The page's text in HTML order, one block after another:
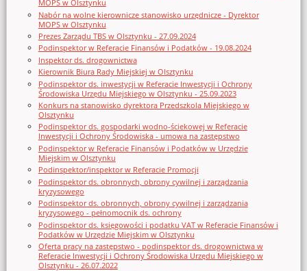
MOPS w Olsztynku
Nabór na wolne kierownicze stanowisko urzędnicze - Dyrektor
MOPS w Olsztynku
Prezes Zarządu TBS w Olsztynku - 27.09.2024
Podinspektor w Referacie Finansów i Podatków - 19.08.2024
Inspektor ds. drogownictwa
Kierownik Biura Rady Miejskiej w Olsztynku
Podinspektor ds. inwestycji w Referacie Inwestycji i Ochrony
Środowiska Urzędu Miejskiego w Olsztynku - 25.09.2023
Konkurs na stanowisko dyrektora Przedszkola Miejskiego w
Olsztynku
Podinspektor ds. gospodarki wodno-ściekowej w Referacie
Inwestycji i Ochrony Środowiska - umowa na zastępstwo
Podinspektor w Referacie Finansów i Podatków w Urzędzie
Miejskim w Olsztynku
Podinspektor/inspektor w Referacie Promocji
Podinspektor ds. obronnych, obrony cywilnej i zarządzania
kryzysowego
Podinspektor ds. obronnych, obrony cywilnej i zarządzania
kryzysowego - pełnomocnik ds. ochrony
Podinspektor ds. księgowości i podatku VAT w Referacie Finansów i
Podatków w Urzędzie Miejskim w Olsztynku
Oferta pracy na zastępstwo - podinspektor ds. drogownictwa w
Referacie Inwestycji i Ochrony Środowiska Urzędu Miejskiego w
Olsztynku - 26.07.2022